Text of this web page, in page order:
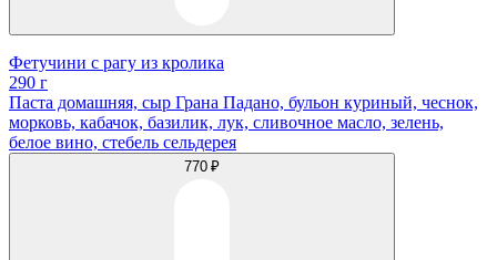
Фетучини с рагу из кролика
290 г
Паста домашняя, сыр Грана Падано, бульон куриный, чеснок,
морковь, кабачок, базилик, лук, сливочное масло, зелень,
белое вино, стебель сельдерея
770 ₽